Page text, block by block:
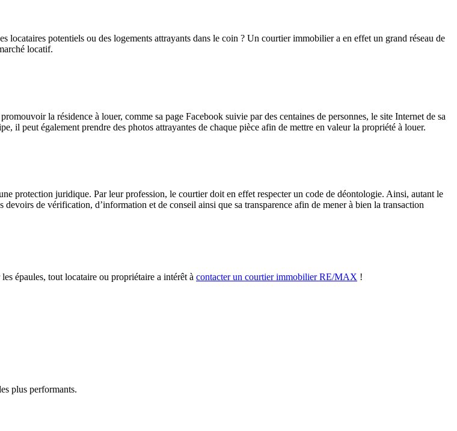
potentiels ou des logements attrayants dans le coin ? Un courtier immobilier a en effet un grand réseau de
locatif.
la résidence à louer, comme sa page Facebook suivie par des centaines de personnes, le site Internet de sa
il peut également prendre des photos attrayantes de chaque pièce afin de mettre en valeur la propriété à louer.
protection juridique. Par leur profession, le courtier doit en effet respecter un code de déontologie. Ainsi, autant le
de vérification, d’information et de conseil ainsi que sa transparence afin de mener à bien la transaction
épaules, tout locataire ou propriétaire a intérêt à contacter un courtier immobilier RE/MAX !
plus performants.